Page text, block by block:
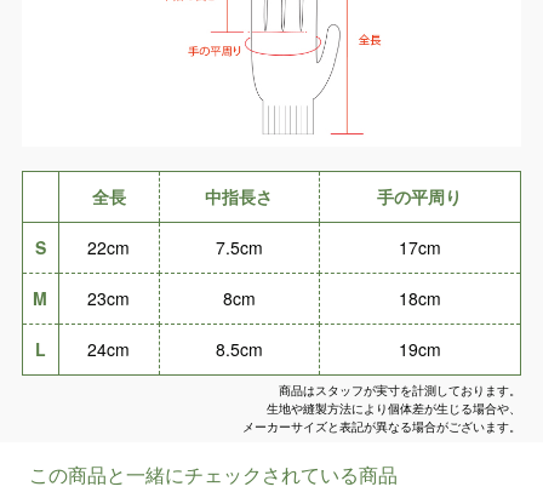
全長 中指長さ 手の平周り
S 22cm 7.5cm 17cm
M 23cm 8cm 18cm
L 24cm 8.5cm 19cm
商品はスタッフが実寸を計測しております。
生地や縫製方法により個体差が生じる場合や、
メーカーサイズと表記が異なる場合がございます。